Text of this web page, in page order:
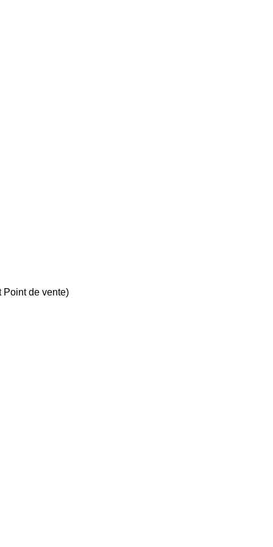
Point de vente)